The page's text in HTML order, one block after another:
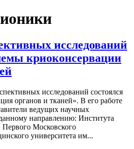
исследований
криоконсервации
исследований состоялся
органов и тканей». В его работе
ведущих научных
направлению: Института
Московского
университета им...